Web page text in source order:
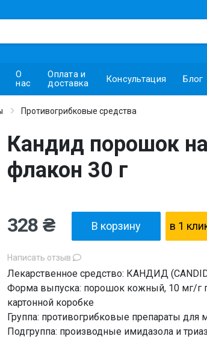
О
нас
Оплата и
доставка
Консультация Блог
Противогрибковые средства
Кандид порошок
флакон 30 г
Написать отзыв
Лекарственное средство: КАНДИД
Форма выпуска: порошок кожный, 10 мг/г
картонной коробке
Группа: противогрибковые препараты для
Подгруппа: производные имидазола и
328 ₴ В корзину в 1